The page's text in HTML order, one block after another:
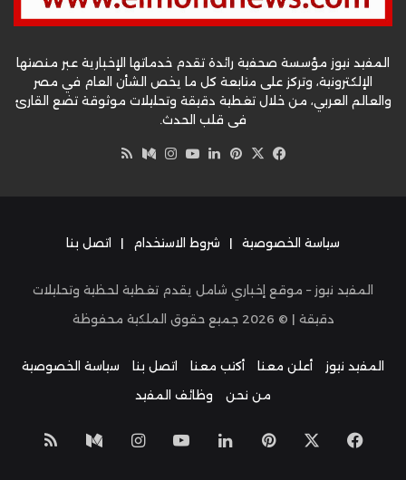
المفيد نيوز مؤسسة صحفية رائدة تقدم خدماتها الإخبارية عبر منصتها
الإلكترونية، وتركز على متابعة كل ما يخص الشأن العام في مصر
والعالم العربي، من خلال تغطية دقيقة وتحليلات موثوقة تضع القارئ
في قلب الحدث.
فيسبوك
‫X بينتيريست
لينكدإن‫YouTube
انستقرام
وسط
سياسة الخصوصية | شروط الاستخدام | اتصل بنا
المفيد نيوز – موقع إخباري شامل يقدم تغطية لحظية وتحليلات
دقيقة | © 2026 جميع حقوق الملكية محفوظة
المفيد نيوز أعلن معنا أكتب معنا اتصل بنا
سياسة الخصوصية
من نحن
وظائف المفيد
فيسبوك بينتيريست
لينكدإن‫YouTube
انستقراموسط